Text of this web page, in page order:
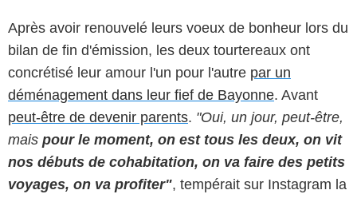
Après avoir renouvelé leurs voeux de bonheur lors du
bilan de fin d'émission, les deux tourtereaux ont
concrétisé leur amour l'un pour l'autre par un
déménagement dans leur fief de Bayonne. Avant
peut-être de devenir parents. "Oui, un jour, peut-être,
mais pour le moment, on est tous les deux, on vit
nos débuts de cohabitation, on va faire des petits
voyages, on va profiter", tempérait sur Instagram la